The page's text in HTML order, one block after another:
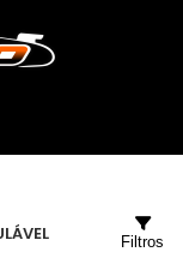
Filtros